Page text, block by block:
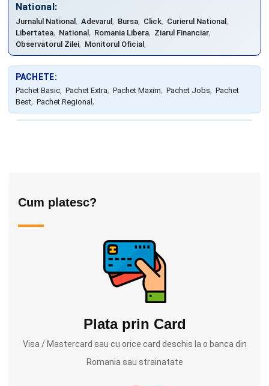
National:
Jurnalul National, Adevarul, Bursa, Click, Curierul National,
Libertatea, National, Romania Libera, Ziarul Financiar,
Observatorul Zilei, Monitorul Oficial,
PACHETE:
Pachet Basic, Pachet Extra, Pachet Maxim, Pachet Jobs, Pachet
Best, Pachet Regional ,
Cum platesc?
Plata prin Card
Visa / Mastercard sau cu orice card deschis la o banca din
Romania sau strainatate